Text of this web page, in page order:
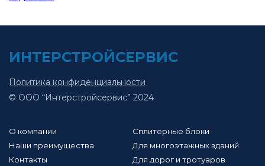
ИНТЕРСТРОЙСЕРВИС
Политика конфиденциальности
© ООО “Интерстройсервис” 2024
О компании
Наши преимущества
Контакты
Сплитерные блоки
Для многоэтажных зданий
Для дорог и тротуаров